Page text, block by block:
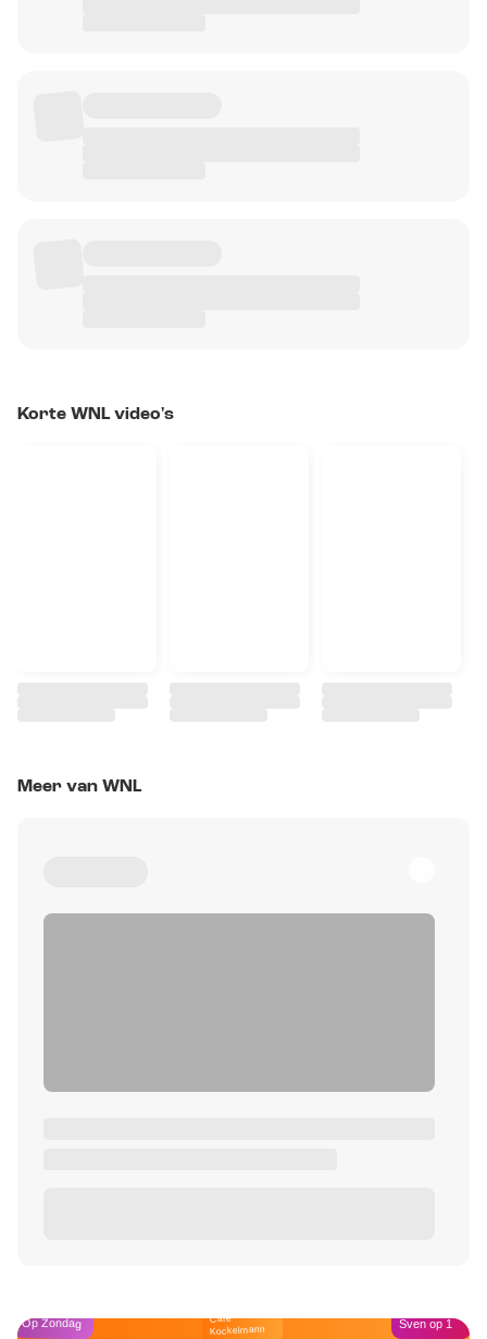
Korte WNL video's
Meer van WNL
Op Zondag Café
Kockelmann Sven op 1